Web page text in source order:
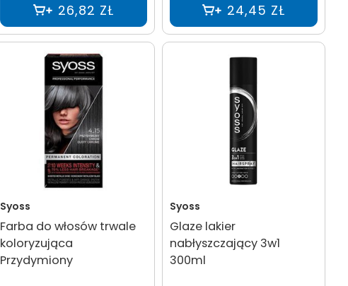
26,82 ZŁ 24,45 ZŁ
Syoss
Farba do włosów trwale
koloryzująca
Przydymiony
Syoss
Glaze lakier
nabłyszczający 3w1
300ml